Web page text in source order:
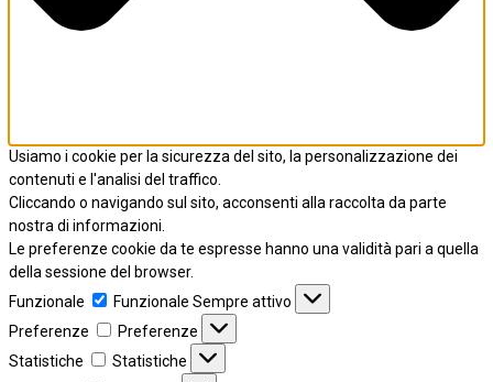
Usiamo i cookie per la sicurezza del sito, la personalizzazione dei
contenuti e l'analisi del traffico.
Cliccando o navigando sul sito, acconsenti alla raccolta da parte
nostra di informazioni.
Le preferenze cookie da te espresse hanno una validità pari a quella
della sessione del browser.
Funzionale
Funzionale Sempre attivo
Preferenze
Preferenze
Statistiche
Statistiche